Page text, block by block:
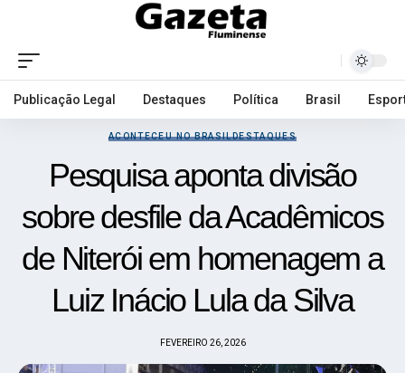
Publicação Legal Destaques Política Brasil
ACONTECEU NO BRASILDESTAQUES
Pesquisa aponta divisão
sobre desfile da Acadêmicos
de Niterói em homenagem a
Luiz Inácio Lula da Silva
FEVEREIRO 26, 2026